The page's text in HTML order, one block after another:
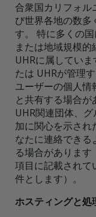
合衆国カリフォル
び世界各地の数多
す。 特に多くの
または地域規模
UHRに属してい
たは UHRが管理
ユーザーの個人情
と共有する場合
UHR関連団体、
加に関心を示され
なたに連絡できる
る場合がありま
項目に記載されて
件とします）。
ホスティングと処